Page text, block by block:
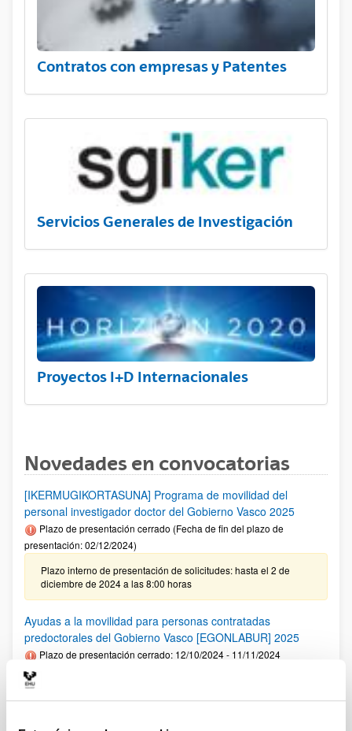
Contratos con empresas y Patentes
Servicios Generales de Investigación
Proyectos I+D Internacionales
Novedades en convocatorias
[IKERMUGIKORTASUNA] Programa de movilidad del
personal investigador doctor del Gobierno Vasco 2025
Plazo de presentación cerrado (Fecha de fin del plazo de
presentación: 02/12/2024)
Plazo interno de presentación de solicitudes: hasta el 2 de
diciembre de 2024 a las 8:00 horas
Ayudas a la movilidad para personas contratadas
predoctorales del Gobierno Vasco [EGONLABUR] 2025
Plazo de presentación cerrado: 12/10/2024 - 11/11/2024